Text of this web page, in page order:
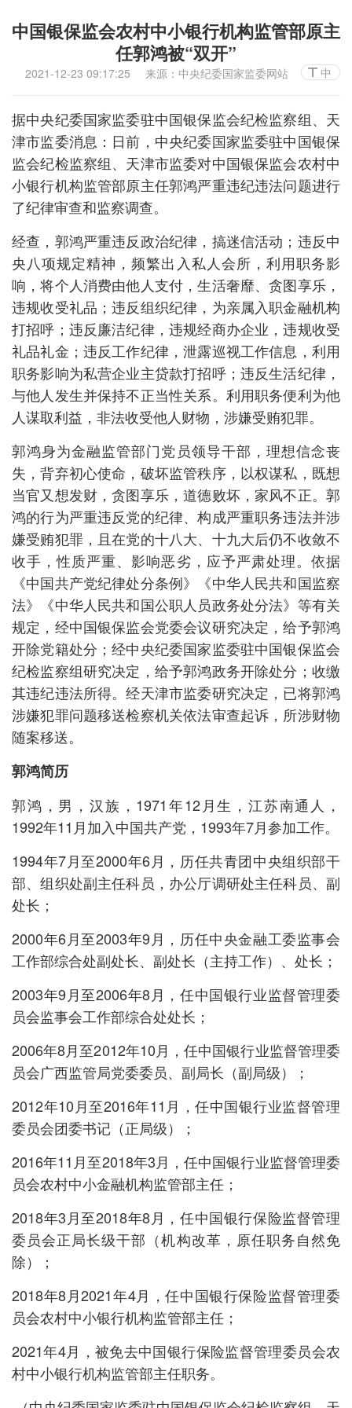
中国银保监会农村中小银行机构监管部原主
任郭鸿被“双开”
2021-12-23 09:17:25 来源：中央纪委国家监委网站 中
据中央纪委国家监委驻中国银保监会纪检监察组、天
津市监委消息：日前，中央纪委国家监委驻中国银保
监会纪检监察组、天津市监委对中国银保监会农村中
小银行机构监管部原主任郭鸿严重违纪违法问题进行
了纪律审查和监察调查。
经查，郭鸿严重违反政治纪律，搞迷信活动；违反中
央八项规定精神，频繁出入私人会所，利用职务影
响，将个人消费由他人支付，生活奢靡、贪图享乐，
违规收受礼品；违反组织纪律，为亲属入职金融机构
打招呼；违反廉洁纪律，违规经商办企业，违规收受
礼品礼金；违反工作纪律，泄露巡视工作信息，利用
职务影响为私营企业主贷款打招呼；违反生活纪律，
与他人发生并保持不正当性关系。利用职务便利为他
人谋取利益，非法收受他人财物，涉嫌受贿犯罪。
郭鸿身为金融监管部门党员领导干部，理想信念丧
失，背弃初心使命，破坏监管秩序，以权谋私，既想
当官又想发财，贪图享乐，道德败坏，家风不正。郭
鸿的行为严重违反党的纪律、构成严重职务违法并涉
嫌受贿犯罪，且在党的十八大、十九大后仍不收敛不
收手，性质严重、影响恶劣，应予严肃处理。依据
《中国共产党纪律处分条例》《中华人民共和国监察
法》《中华人民共和国公职人员政务处分法》等有关
规定，经中国银保监会党委会议研究决定，给予郭鸿
开除党籍处分；经中央纪委国家监委驻中国银保监会
纪检监察组研究决定，给予郭鸿政务开除处分；收缴
其违纪违法所得。经天津市监委研究决定，已将郭鸿
涉嫌犯罪问题移送检察机关依法审查起诉，所涉财物
随案移送。
郭鸿简历
郭鸿，男，汉族，1971年12月生，江苏南通人，
1992年11月加入中国共产党，1993年7月参加工作。
1994年7月至2000年6月，历任共青团中央组织部干
部、组织处副主任科员，办公厅调研处主任科员、副
处长；
2000年6月至2003年9月，历任中央金融工委监事会
工作部综合处副处长、副处长（主持工作）、处长；
2003年9月至2006年8月，任中国银行业监督管理委
员会监事会工作部综合处处长；
2006年8月至2012年10月，任中国银行业监督管理委
员会广西监管局党委委员、副局长（副局级）；
2012年10月至2016年11月，任中国银行业监督管理
委员会团委书记（正局级）；
2016年11月至2018年3月，任中国银行业监督管理委
员会农村中小金融机构监管部主任；
2018年3月至2018年8月，任中国银行保险监督管理
委员会正局长级干部（机构改革，原任职务自然免
除）；
2018年8月2021年4月，任中国银行保险监督管理委
员会农村中小银行机构监管部主任；
2021年4月，被免去中国银行保险监督管理委员会农
村中小银行机构监管部主任职务。